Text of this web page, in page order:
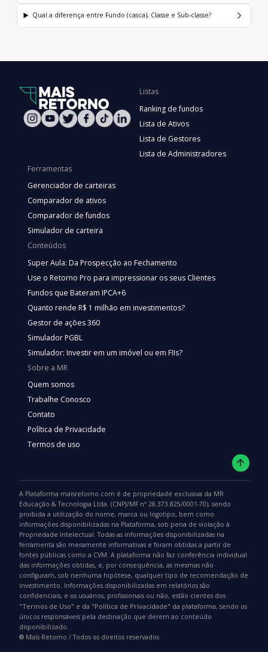
Qual a diferença entre Fundo (casca), Classe e Sub-classe?
Listas
Ranking de fundos
Lista de Ativos
Lista de Gestores
Lista de Administradores
Ferramentas
Gerenciador de carteiras
Comparador de ativos
Comparador de fundos
Simulador de carteira
Conteúdos
Super Aula: Da Prospecção ao Fechamento
Use o Retorno Pro para impressionar os seus Clientes
Fundos que Bateram IPCA+6
Quanto rende R$ 1 milhão em investimentos?
Gestor de ações 360
Simulador PGBL
Simulador: Investir em um imóvel ou em FIIs?
Sobre a MR
Quem somos
Trabalhe Conosco
Contato
Política de Privacidade
Termos de uso
A Plataforma maisretorno.com é de propriedade exclusiva da MR
Educação & Tecnologia Ltda. (CNPJ/MF nº 28.373.825/0001-70), sendo
proibida a utilização do nome, marca ou logotipo, bem como
informações disponibilizadas na Plataforma, sob pena de violação à
Propriedade Intelectual. Todas as informações disponibilizadas na
ferramenta são meramente informativas e foram obtidas a partir de
fontes públicas como a CVM. A plataforma não faz conferência individual
das informações obtidas, e, por consequência, as mesmas não
configuram, sob nenhuma hipótese, qualquer tipo de recomendação de
investimento. Informações disponibilizadas em relatórios são
confidenciais, e os usuários, profissionais ou não, estão cientes dos
"Termos de Uso" e da "Política de Privacidade" da plataforma, sendo os
únicos responsáveis pela destinação que derem ao conteúdo
disponibilizado.
®️ Mais Retorno / Todos os direitos reservados